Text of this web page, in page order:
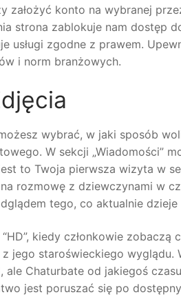
założyć konto na wybranej
strona zablokuje nam dostęp
usługi zgodne z prawem.
i norm branżowych.
wybrać, w jaki sposób
W sekcji „Wiadomości”
to Twoja pierwsza wizyta w
rozmowę z dziewczynami w
tego, co aktualnie dzieje
kiedy członkowie zobaczą
jego staroświeckiego wyglądu.
ale Chaturbate od jakiegoś
jest poruszać się po